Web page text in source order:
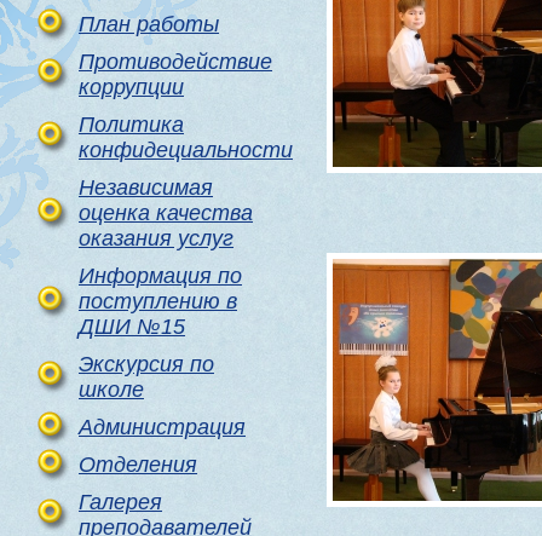
План работы
Противодействие
коррупции
Политика
конфидециальности
Независимая
оценка качества
оказания услуг
Информация по
поступлению в
ДШИ №15
Экскурсия по
школе
Администрация
Отделения
Галерея
преподавателей